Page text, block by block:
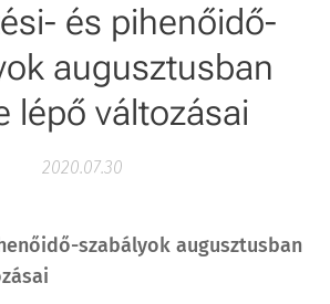
és pihenőidő-
augusztusban
lépő változásai
2020.07.30
szabályok augusztusban